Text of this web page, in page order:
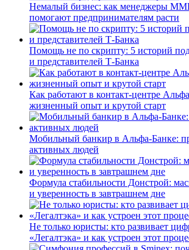
Немалый бизнес: как менеджеры
помогают предпринимателям расти
Помощь не по скрипту: 5 историй
и представителей Т-Банка
Как работают в контакт-центре
жизненный опыт и крутой старт
Мобильный банкир в Альфа-Банке:
активных людей
Формула стабильности Донстрой:
и уверенность в завтрашнем дне
Не только юристы: кто развивает
«Легалтэка» и как устроен этот